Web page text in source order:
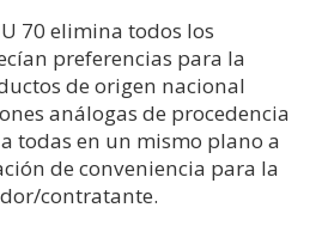
70 elimina todos los
preferencias para la
de origen nacional
análogas de procedencia
todas en un mismo plano a
de conveniencia para la
contratante.